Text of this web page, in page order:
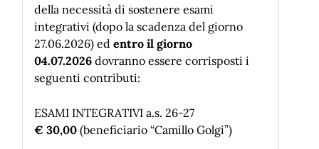
della necessità di sostenere esami
integrativi (dopo la scadenza del giorno
27.06.2026) ed entro il giorno
04.07.2026 dovranno essere corrisposti i
seguenti contributi:
ESAMI INTEGRATIVI a.s. 26-27
€ 30,00 (beneficiario “Camillo Golgi”)